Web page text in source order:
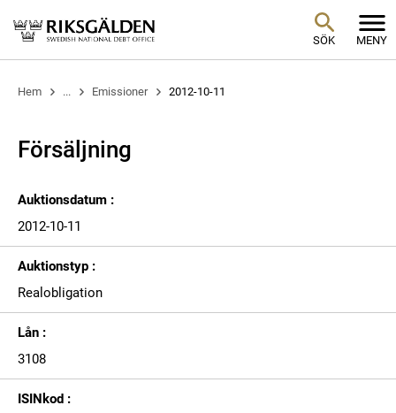
SÖK MENY
Hem ... Emissioner 2012-10-11
Försäljning
Auktionsdatum :
2012-10-11
Auktionstyp :
Realobligation
Lån :
3108
ISINkod :